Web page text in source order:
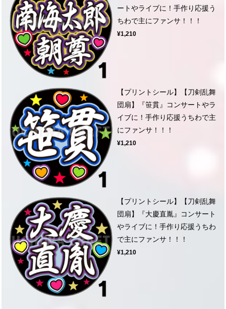
ートやライブに！手作り応援う
ちわで主にファンサ！！！
¥1,210
【プリントシール】【刀剣乱舞
団扇】『笹貫』コンサートやラ
イブに！手作り応援うちわで主
にファンサ！！！
¥1,210
【プリントシール】【刀剣乱舞
団扇】『大慶直胤』コンサート
やライブに！手作り応援うちわ
で主にファンサ！！！
¥1,210